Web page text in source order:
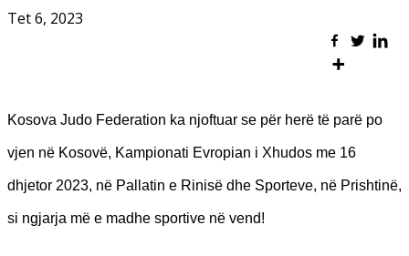
Tet 6, 2023
Kosova Judo Federation ka njoftuar se për herë të parë po
vjen në Kosovë, Kampionati Evropian i Xhudos me 16
dhjetor 2023, në Pallatin e Rinisë dhe Sporteve, në Prishtinë,
si ngjarja më e madhe sportive në vend!